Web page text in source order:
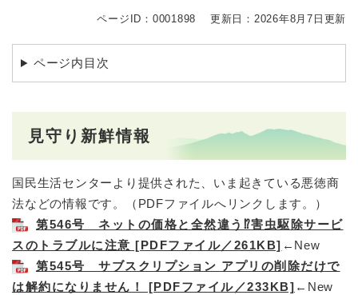
n
ページID：0001898 更新日：2026年8月7日更新
ページ内目次
見守り新鮮情報
国民生活センターより提供された、いま起きている悪徳商
法などの情報です。（PDFファイルへリンクします。）
第546号 ネットの価格と全然違う⁉害虫駆除サービ
スのトラブルに注意 [PDFファイル／261KB] ←New​​​​​​​​​​
第545号 サブスクリプション アプリの削除だけで
は解約になりません！ [PDFファイル／233KB] ←New​​​​​​​​​